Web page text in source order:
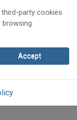
party cookies
browsing
Accept